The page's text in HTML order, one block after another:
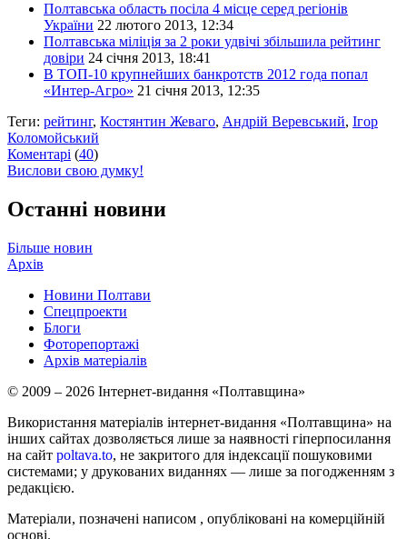
Полтавська область посіла 4 місце серед регіонів
України 22 лютого 2013, 12:34
Полтавська міліція за 2 роки удвічі збільшила рейтинг
довіри 24 січня 2013, 18:41
В ТОП-10 крупнейших банкротств 2012 года попал
«Интер-Агро» 21 січня 2013, 12:35
Теги: рейтинг, Костянтин Жеваго, Андрій Веревський, Ігор
Коломойський
Коментарі (40)
Вислови свою думку!
Останні новини
Більше новин
Архів
Новини Полтави
Спецпроекти
Блоги
Фоторепортажі
Архів матеріалів
© 2009 – 2026 Інтернет-видання «Полтавщина»
Використання матеріалів інтернет-видання «Полтавщина» на
інших сайтах дозволяється лише за наявності гіперпосилання
на сайт poltava.to, не закритого для індексації пошуковими
системами; у друкованих виданнях — лише за погодженням з
редакцією.
Матеріали, позначені написом , опубліковані на комерційній
основі.